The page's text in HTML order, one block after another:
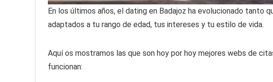
En los últimos años, el dating en Badajoz ha evolucionado tanto
adaptados a tu rango de edad, tus intereses y tu estilo de vida.
Aquí os mostramos las que son hoy por hoy mejores webs de
funcionan: